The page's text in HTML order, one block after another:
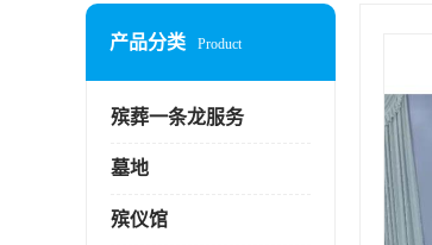
产品分类 Product
殡葬一条龙服务
墓地
殡仪馆